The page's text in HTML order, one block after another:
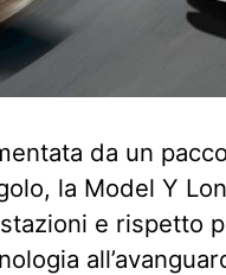
da un
la Model Y
e rispetto